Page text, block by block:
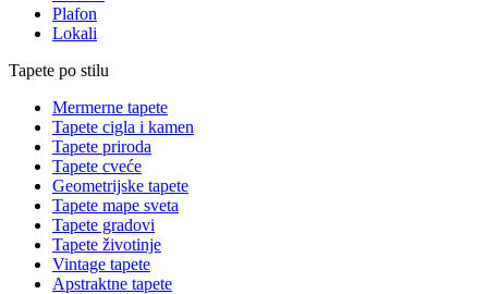
Plafon
Lokali
Tapete po stilu
Mermerne tapete
Tapete cigla i kamen
Tapete priroda
Tapete cveće
Geometrijske tapete
Tapete mape sveta
Tapete gradovi
Tapete životinje
Vintage tapete
Apstraktne tapete